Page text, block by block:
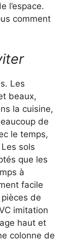
l’espace.
comment
Les
beaux,
la cuisine,
de
le temps,
sols
que les
à
facile
de
imitation
haut et
colonne de